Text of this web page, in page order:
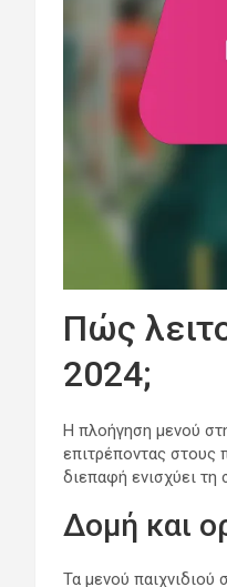
Πώς
2024;
Η πλοήγηση μενού
επιτρέποντας στους
διεπαφή ενισχύει τη
Δομή και
Τα μενού παιχνιδιού